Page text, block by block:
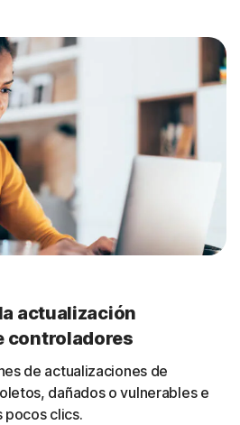
actualización
controladores
de actualizaciones de
dañados o vulnerables e
pocos clics.